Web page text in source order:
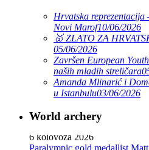
Hrvatska
Novi Marof10/06/2026
🥇 ZLATO ZA
05/06/2026
Završen European
naših mladih streličara
Amanda Mlinarić i
u Istanbulu03/06/2026
World archery
Ticket sales open for Dakar
Paralympic gold medallist Matt